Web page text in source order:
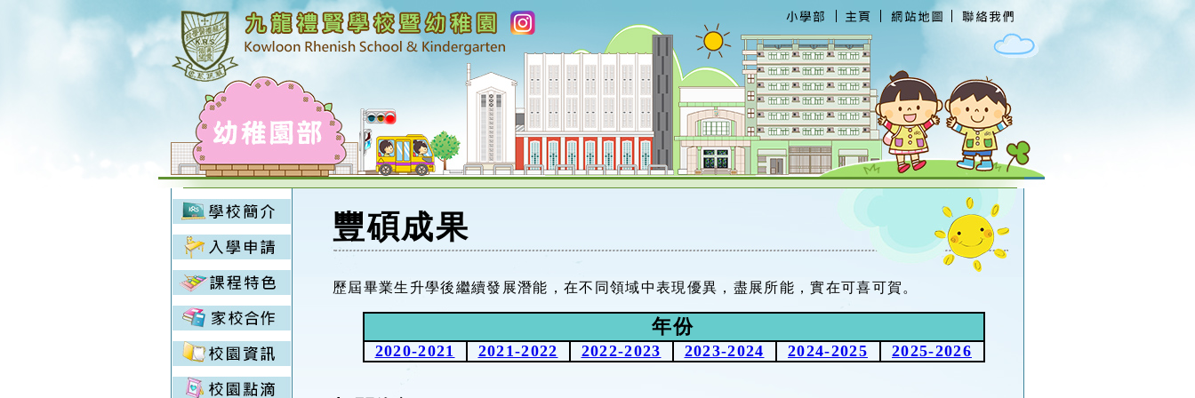
豐碩成果
歷屆畢業生升學後繼續發展潛能，在不同領域中表現優異，盡展所能，實在可喜可賀。
年份
2020-2021 2021-2022 2022-2023 2023-2024 2024-2025 2025-2026